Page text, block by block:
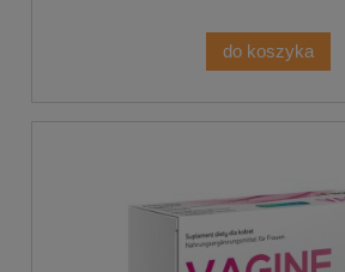
do koszyka